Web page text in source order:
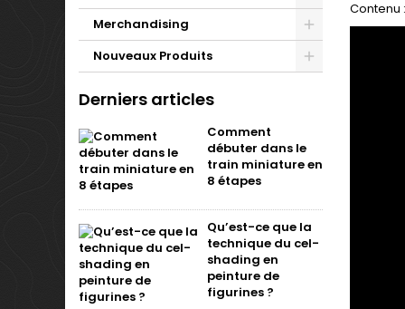
Merchandising
Nouveaux Produits
Derniers articles
Comment
débuter dans le
train miniature en
8 étapes
Qu’est-ce que la
technique du cel-
shading en
peinture de
figurines ?
Contenu :